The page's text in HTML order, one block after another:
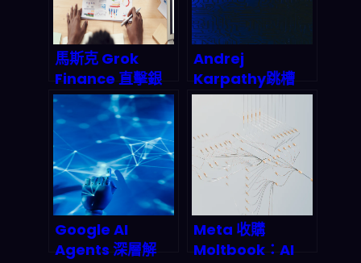
馬斯克 Grok
Finance 直擊銀
行貸款業！AI語言
模型結合強化學
習，如何在2027
年重塑金融風險模
型與自動交易？
Andrej
Karpathy跳槽
Anthropic：AI安
全陣營拿下最強大
腦，矽谷人才爭奪
戰殺出一條血路
Google AI
Agents 深層解
Meta 收購
Moltbook：AI